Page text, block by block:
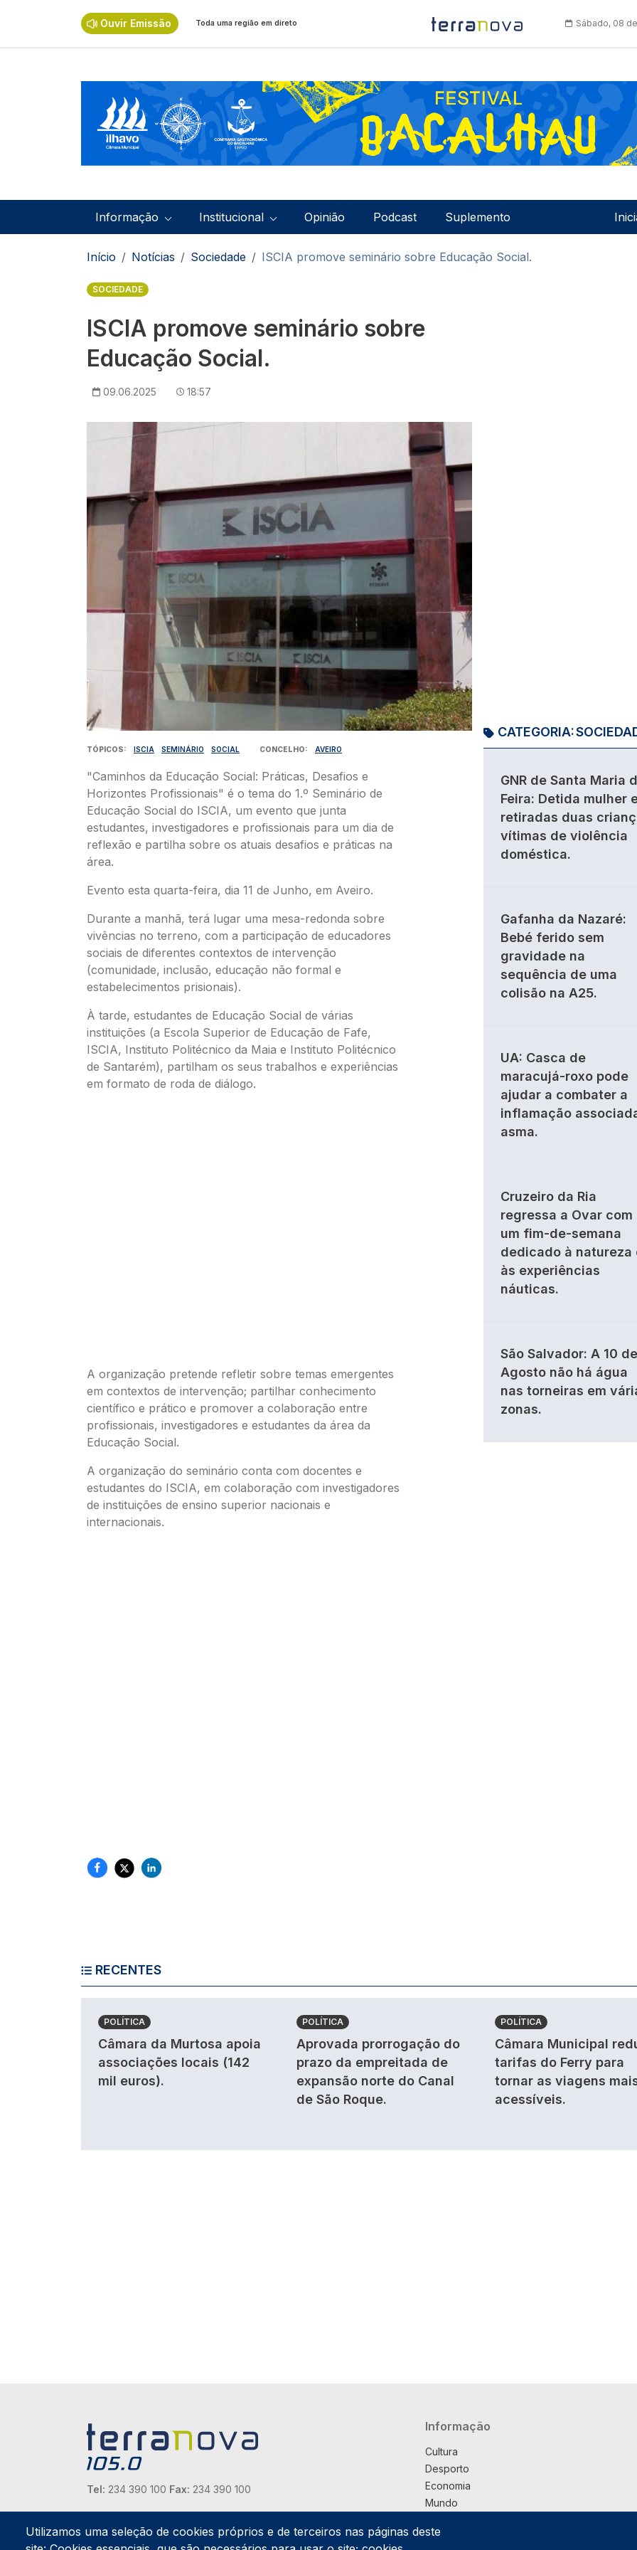
Ouvir Emissão Toda uma região em direto Sábado, 08
Navegação principal
Informação Institucional Opinião Podcast Suplemento
Navegação estrutural
Início Notícias Sociedade ISCIA promove seminário sobre Educação Social.
SOCIEDADE
ISCIA promove seminário sobre
Educação Social.
09.06.2025 18:57
TÓPICOS ISCIA SEMINÁRIO SOCIAL CONCELHO AVEIRO
"Caminhos da Educação Social: Práticas, Desafios e
Horizontes Profissionais" é o tema do 1.º Seminário de
Educação Social do ISCIA, um evento que junta
estudantes, investigadores e profissionais para um dia de
reflexão e partilha sobre os atuais desafios e práticas na
área.
Evento esta quarta-feira, dia 11 de Junho, em Aveiro.
Durante a manhã, terá lugar uma mesa-redonda sobre
vivências no terreno, com a participação de educadores
sociais de diferentes contextos de intervenção
(comunidade, inclusão, educação não formal e
estabelecimentos prisionais).
À tarde, estudantes de Educação Social de várias
instituições (a Escola Superior de Educação de Fafe,
ISCIA, Instituto Politécnico da Maia e Instituto Politécnico
de Santarém), partilham os seus trabalhos e experiências
em formato de roda de diálogo.
A organização pretende refletir sobre temas emergentes
em contextos de intervenção; partilhar conhecimento
científico e prático e promover a colaboração entre
profissionais, investigadores e estudantes da área da
Educação Social.
A organização do seminário conta com docentes e
estudantes do ISCIA, em colaboração com investigadores
de instituições de ensino superior nacionais e
internacionais.
CATEGORIA:
GNR de Santa Maria
Feira: Detida mulher
retiradas duas
vítimas de violência
doméstica.
Gafanha da Nazaré:
Bebé ferido sem
gravidade na
sequência de uma
colisão na A25.
UA: Casca de
maracujá-roxo pode
ajudar a combater a
inflamação
asma.
Cruzeiro da Ria
regressa a Ovar com
um fim-de-semana
dedicado à natureza
às experiências
náuticas.
São Salvador: A 10 de
Agosto não há água
nas torneiras em
zonas.
RECENTES
POLÍTICA
Câmara da Murtosa apoia
associações locais (142
mil euros).
POLÍTICA
Aprovada prorrogação do
prazo da empreitada de
expansão norte do Canal
de São Roque.
POLÍTICA
Câmara Municipal
tarifas do Ferry para
tornar as viagens
acessíveis.
Tel: 234 390 100 Fax: 234 390 100
Endereço Postal
Apartado 42
Rua Gil Eanes 31
Navegação principal
Informação
Cultura
Desporto
Economia
Mundo
País
Utilizamos uma seleção de cookies próprios e de terceiros nas páginas deste